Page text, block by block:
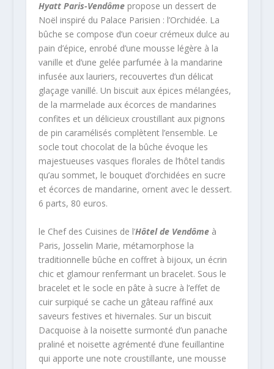
Hyatt Paris-­Vendômepropose un dessert de
Noël inspiré du Palace Parisien : l’Orchidée. La
bûche se compose d’un coeur crémeux dulce au
pain d’épice, enrobé d’une mousse légère à la
vanille et d’une gelée parfumée à la mandarine
infusée aux lauriers, recouvertes d’un délicat
glaçage vanillé. Un biscuit aux épices mélangées,
de la marmelade aux écorces de mandarines
confites et un délicieux croustillant aux pignons
de pin caramélisés complètent l’ensemble. Le
socle tout chocolat de la bûche évoque les
majestueuses vasques florales de l’hôtel tandis
qu’au sommet, le bouquet d’orchidées en sucre
et écorces de mandarine, ornent avec le dessert.
6 parts, 80 euros.
le Chef des Cuisines de l’Hôtel de Vendôme à
Paris, Josselin Marie, métamorphose la
traditionnelle bûche en coffret à bijoux, un écrin
chic et glamour renfermant un bracelet. Sous le
bracelet et le socle en pâte à sucre à l’effet de
cuir surpiqué se cache un gâteau raffiné aux
saveurs festives et hivernales. Sur un biscuit
Dacquoise à la noisette surmonté d’un panache
praliné et noisette agrémenté d’une feuillantine
qui apporte une note croustillante, une mousse